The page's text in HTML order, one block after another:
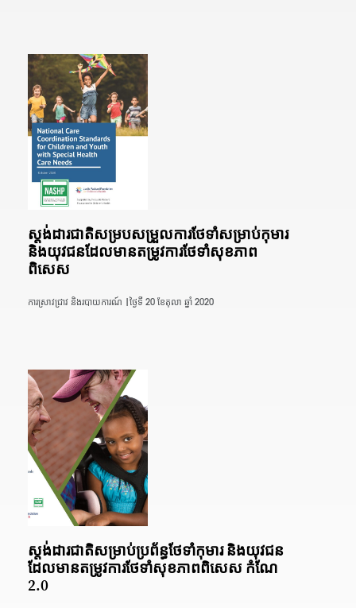
ស្តង់ដារជាតិសម្របសម្រួលការថែទាំសម្រាប់កុមារ
និងយុវជនដែលមានតម្រូវការថែទាំសុខភាព
ពិសេស
ការស្រាវជ្រាវ និងរបាយការណ៍ | ថ្ងៃទី 20 ខែតុលា ឆ្នាំ 2020
ស្តង់ដារជាតិសម្រាប់ប្រព័ន្ធថែទាំកុមារ និងយុវជន
ដែលមានតម្រូវការថែទាំសុខភាពពិសេស កំណែ
2.0